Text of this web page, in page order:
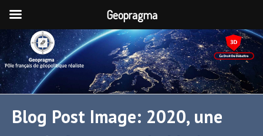
Blog Post Image: 2020, une
Geopragma